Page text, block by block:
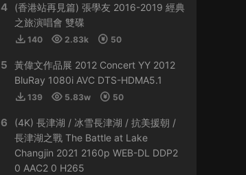
509sdyfk • 2024-02-21
這個真是太貴了
來源： 容祖兒 Another Side Joey My Secret
Live 2023
HJGZS • 2024-02-06
好貴啊
來源： 容祖兒 Another Side Joey My Secret
Live 2023
4
(香港站再見篇) 張學友 2016-2019 經典
之旅演唱會 雙碟
140 2.83k 50
5
黃偉文作品展 2012 Concert YY 2012
BluRay 1080i AVC DTS-HDMA5.1
139 5.83w 50
6
(4K) 長津湖 / 冰雪長津湖 / 抗美援朝 /
長津湖之戰 The Battle at Lake
Changjin 2021 2160p WEB-DL DDP2
0 AAC2 0 H265